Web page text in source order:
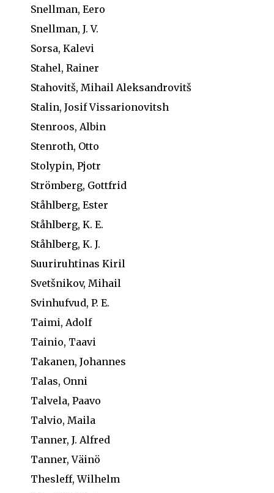
Snellman, Eero
Snellman, J. V.
Sorsa, Kalevi
Stahel, Rainer
Stahovitš, Mihail Aleksandrovitš
Stalin, Josif Vissarionovitsh
Stenroos, Albin
Stenroth, Otto
Stolypin, Pjotr
Strömberg, Gottfrid
Ståhlberg, Ester
Ståhlberg, K. E.
Ståhlberg, K. J.
Suuriruhtinas Kiril
Svetšnikov, Mihail
Svinhufvud, P. E.
Taimi, Adolf
Tainio, Taavi
Takanen, Johannes
Talas, Onni
Talvela, Paavo
Talvio, Maila
Tanner, J. Alfred
Tanner, Väinö
Thesleff, Wilhelm